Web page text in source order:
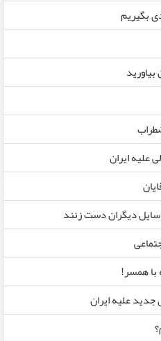
بگیریم
علیه ایران
دیگران دست زنند
با همسر!
علیه ایران